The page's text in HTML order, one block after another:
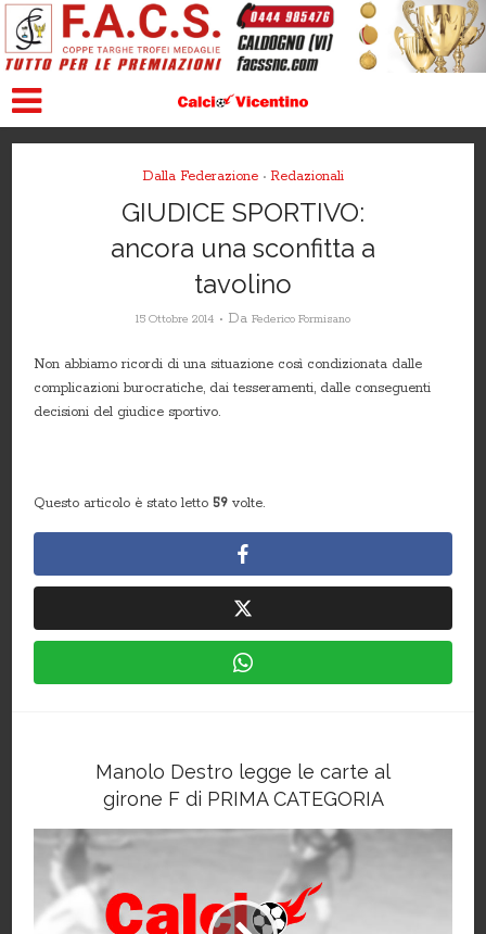
Dalla Federazione • Redazionali
GIUDICE SPORTIVO:
ancora una sconfitta a
tavolino
15 Ottobre 2014 Da Federico Formisano
Non abbiamo ricordi di una situazione così condizionata dalle
complicazioni burocratiche, dai tesseramenti, dalle conseguenti
decisioni del giudice sportivo.
Questo articolo è stato letto 59 volte.
Manolo Destro legge le carte al
girone F di PRIMA CATEGORIA